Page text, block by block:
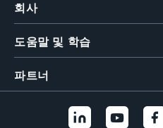
회사
도움말 및 학습
파트너